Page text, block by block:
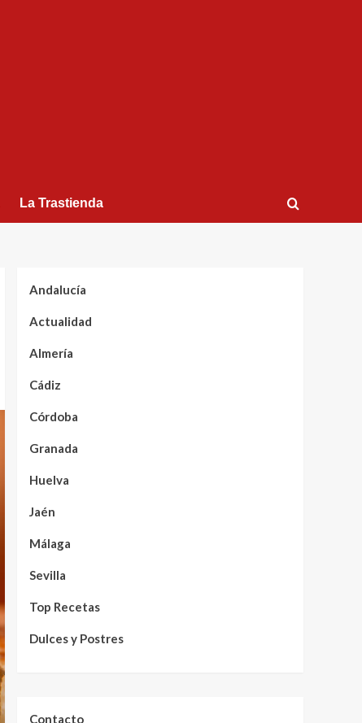
La Trastienda
Andalucía
Actualidad
Almería
Cádiz
Córdoba
Granada
Huelva
Jaén
Málaga
Sevilla
Top Recetas
Dulces y Postres
Contacto